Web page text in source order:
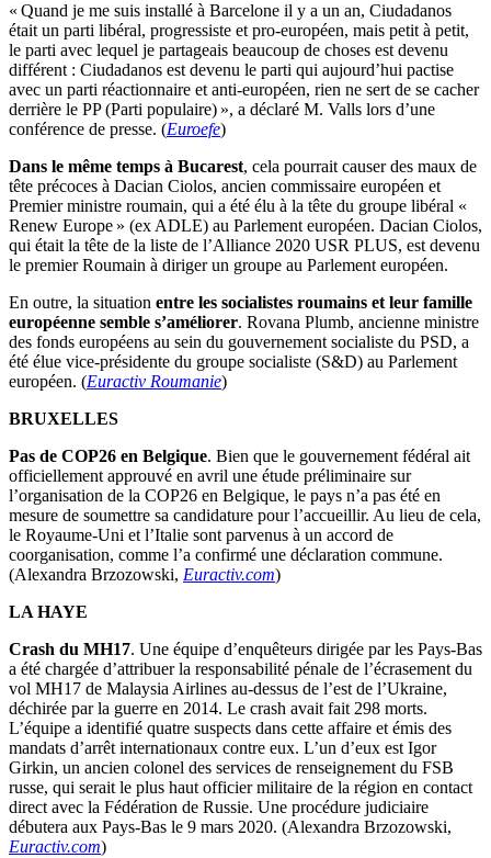
« Quand je me suis installé à Barcelone il y a un an, Ciudadanos
était un parti libéral, progressiste et pro-européen, mais petit à petit,
le parti avec lequel je partageais beaucoup de choses est devenu
différent : Ciudadanos est devenu le parti qui aujourd’hui pactise
avec un parti réactionnaire et anti-européen, rien ne sert de se cacher
derrière le PP (Parti populaire) », a déclaré M. Valls lors d’une
conférence de presse. (Euroefe)
Dans le même temps à Bucarest, cela pourrait causer des maux de
tête précoces à Dacian Ciolos, ancien commissaire européen et
Premier ministre roumain, qui a été élu à la tête du groupe libéral «
Renew Europe » (ex ADLE) au Parlement européen. Dacian Ciolos,
qui était la tête de la liste de l’Alliance 2020 USR PLUS, est devenu
le premier Roumain à diriger un groupe au Parlement européen.
En outre, la situation entre les socialistes roumains et leur famille
européenne semble s’améliorer. Rovana Plumb, ancienne ministre
des fonds européens au sein du gouvernement socialiste du PSD, a
été élue vice-présidente du groupe socialiste (S&D) au Parlement
européen. (Euractiv Roumanie)
BRUXELLES
Pas de COP26 en Belgique. Bien que le gouvernement fédéral ait
officiellement approuvé en avril une étude préliminaire sur
l’organisation de la COP26 en Belgique, le pays n’a pas été en
mesure de soumettre sa candidature pour l’accueillir. Au lieu de cela,
le Royaume-Uni et l’Italie sont parvenus à un accord de
coorganisation, comme l’a confirmé une déclaration commune.
(Alexandra Brzozowski, Euractiv.com)
LA HAYE
Crash du MH17. Une équipe d’enquêteurs dirigée par les Pays-Bas
a été chargée d’attribuer la responsabilité pénale de l’écrasement du
vol MH17 de Malaysia Airlines au-dessus de l’est de l’Ukraine,
déchirée par la guerre en 2014. Le crash avait fait 298 morts.
L’équipe a identifié quatre suspects dans cette affaire et émis des
mandats d’arrêt internationaux contre eux. L’un d’eux est Igor
Girkin, un ancien colonel des services de renseignement du FSB
russe, qui serait le plus haut officier militaire de la région en contact
direct avec la Fédération de Russie. Une procédure judiciaire
débutera aux Pays-Bas le 9 mars 2020. (Alexandra Brzozowski,
Euractiv.com)